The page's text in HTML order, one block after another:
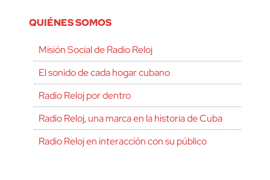
QUIÉNES SOMOS
Misión Social de Radio Reloj
El sonido de cada hogar cubano
Radio Reloj por dentro
Radio Reloj, una marca en la historia de Cuba
Radio Reloj en interacción con su público